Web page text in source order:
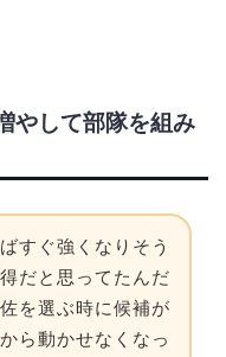
やして部隊を組み
すぐ強くなりそう
だと思ってたんだ
を選ぶ時に候補が
ら動かせなくなっ